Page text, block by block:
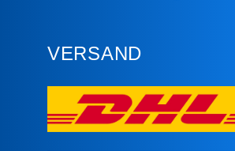
VERSAND